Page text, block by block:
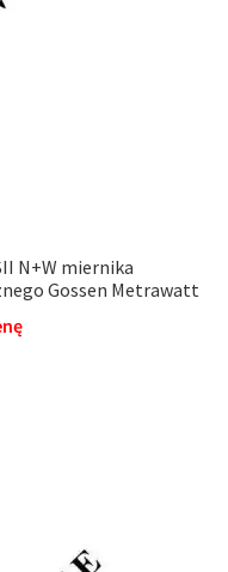
N+W miernika
Gossen Metrawatt